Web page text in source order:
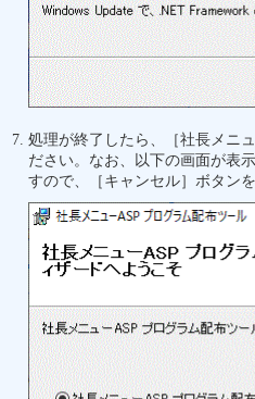
処理が終了したら、［社長メニ
ださい。なお、以下の画面が表
すので、［キャンセル］ボタン